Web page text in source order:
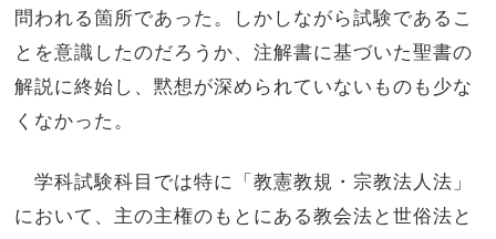
問われる箇所であった。しかしながら試験であるこ
とを意識したのだろうか、注解書に基づいた聖書の
解説に終始し、黙想が深められていないものも少な
くなかった。
学科試験科目では特に「教憲教規・宗教法人法」
において、主の主権のもとにある教会法と世俗法と